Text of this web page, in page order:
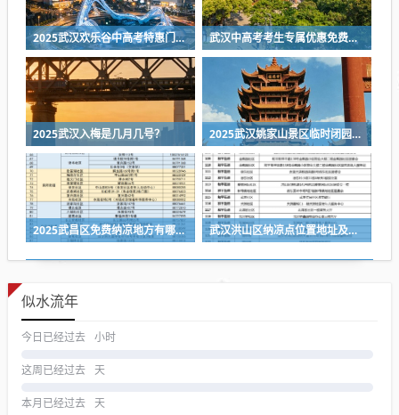
2025武汉欢乐谷中高考特惠门票最新消息 武汉中高考考生专属优惠免费合集2025（持续更新中）
2025武汉入梅是几月几号？ 2025武汉姚家山景区临时闭园公告
2025武昌区免费纳凉地方有哪些? 武汉洪山区纳凉点位置地址及电话号码一览表2025
似水流年
今日已经过去 小时
这周已经过去 天
本月已经过去 天